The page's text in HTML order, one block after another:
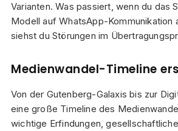
Varianten. Was passiert, wenn du das
Modell auf WhatsApp-Kommunikation
siehst du Störungen im
Medienwandel-Timeline
Von der Gutenberg-Galaxis bis zur
eine große Timeline des
wichtige Erfindungen,